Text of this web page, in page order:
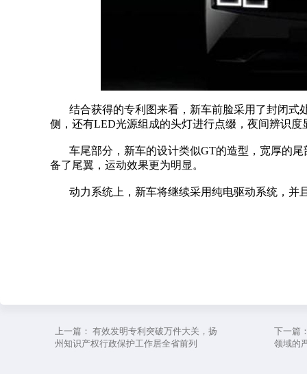
结合获得的专利图来看，新车前脸采用了封闭式
侧，还有LED光源组成的头灯进行点缀，夜间辨识度
车尾部分，新车的设计类似GT的造型，宽厚的
备了尾翼，运动效果更为明显。
动力系统上，新车将继续采用纯电驱动系统，并
上一篇： 有效发明专利突破万件大关，扬
州知识产权行政保护工作居全省前列
下一篇
领域的